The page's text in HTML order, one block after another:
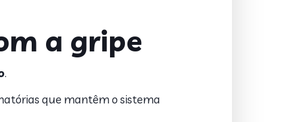
a gripe
.
que mantêm o sistema